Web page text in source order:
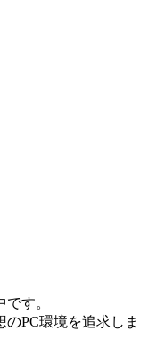
です。
PC環境を追求しま